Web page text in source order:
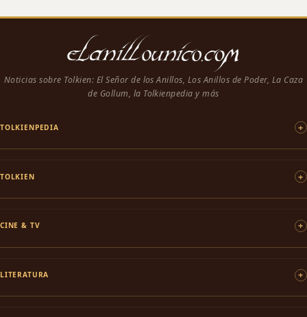
Noticias sobre Tolkien: El Señor de los Anillos, Los Anillos de Poder, La Caza
de Gollum, la Tolkienpedia y más
TOLKIENPEDIA
TOLKIEN
CINE & TV
LITERATURA